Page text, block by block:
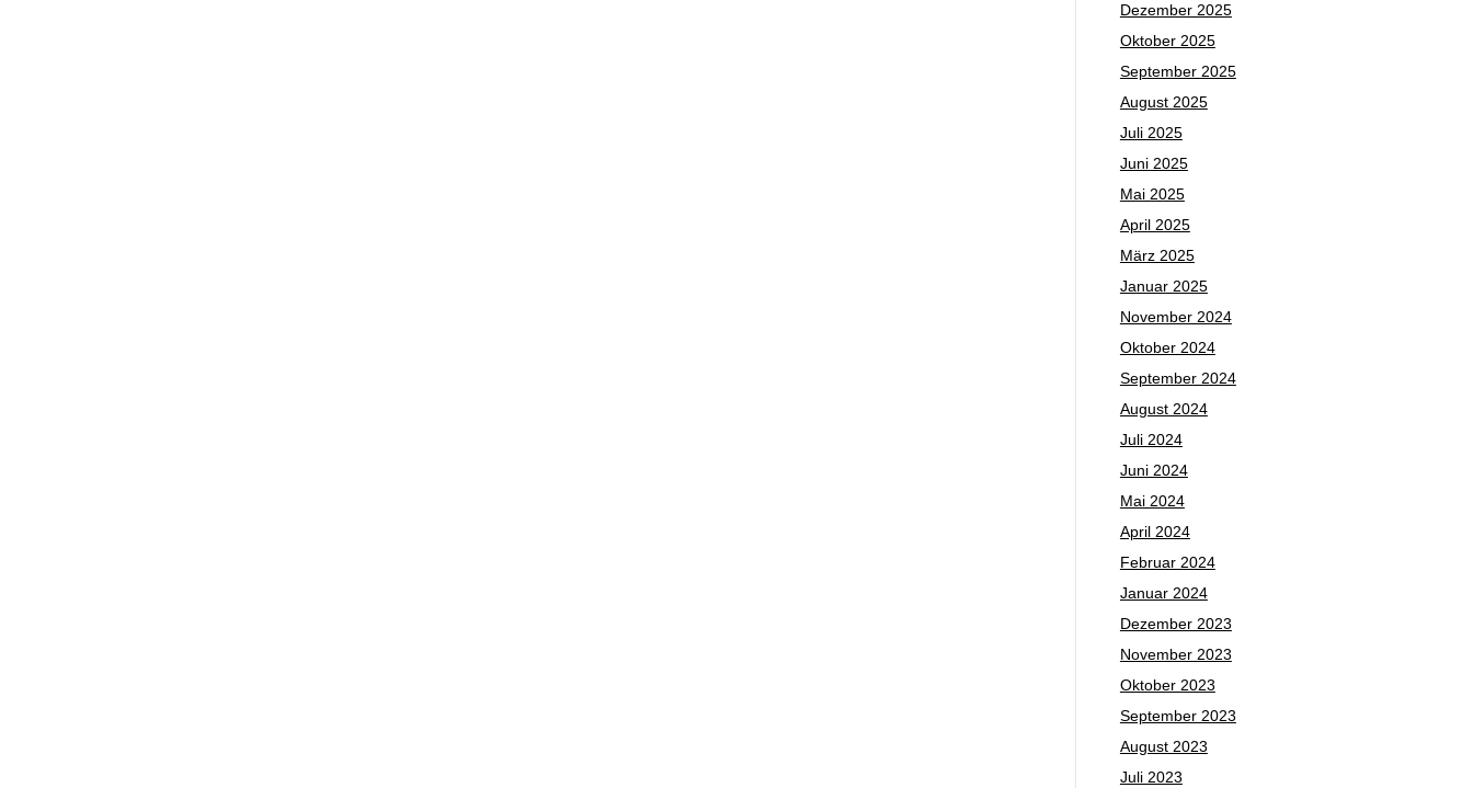
Dezember 2025
Oktober 2025
September 2025
August 2025
Juli 2025
Juni 2025
Mai 2025
April 2025
März 2025
Januar 2025
November 2024
Oktober 2024
September 2024
August 2024
Juli 2024
Juni 2024
Mai 2024
April 2024
Februar 2024
Januar 2024
Dezember 2023
November 2023
Oktober 2023
September 2023
August 2023
Juli 2023